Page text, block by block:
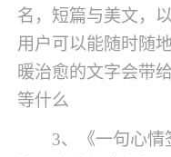
名，短篇与美文，
用户可以能随时随
暖治愈的文字会带
等什么
3、《一句心情